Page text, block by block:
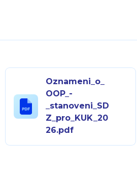
Oznameni_o_
OOP_-
_stanoveni_SD
Z_pro_KUK_20
26.pdf